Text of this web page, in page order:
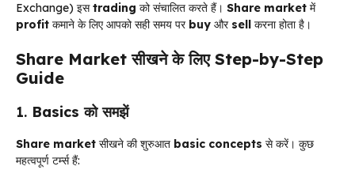
Exchange) इसtrading को संचालित करते हैं। Share market में
profit कमाने के लिए आपको सही समय पर buy और sell करना होता है।
Share Market सीखने के लिए Step-by-Step
Guide
1. Basics को समझें
Share market सीखने की शुरुआत basic concepts से करें। कुछ
महत्वपूर्ण टर्म्स हैं: